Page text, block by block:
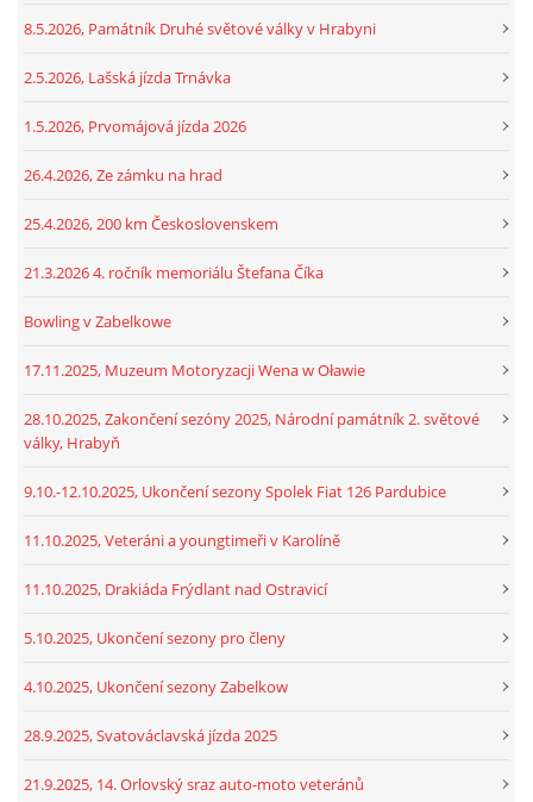
8.5.2026, Památník Druhé světové války v Hrabyni
2.5.2026, Lašská jízda Trnávka
1.5.2026, Prvomájová jízda 2026
26.4.2026, Ze zámku na hrad
25.4.2026, 200 km Československem
21.3.2026 4. ročník memoriálu Štefana Číka
Bowling v Zabelkowe
17.11.2025, Muzeum Motoryzacji Wena w Oławie
28.10.2025, Zakončení sezóny 2025, Národní památník 2. světové
války, Hrabyň
9.10.-12.10.2025, Ukončení sezony Spolek Fiat 126 Pardubice
11.10.2025, Veteráni a youngtimeři v Karolíně
11.10.2025, Drakiáda Frýdlant nad Ostravicí
5.10.2025, Ukončení sezony pro členy
4.10.2025, Ukončení sezony Zabelkow
28.9.2025, Svatováclavská jízda 2025
21.9.2025, 14. Orlovský sraz auto-moto veteránů